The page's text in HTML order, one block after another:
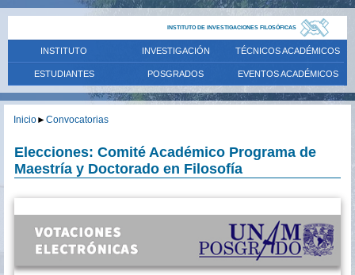
INSTITUTO DE INVESTIGACIONES FILOSÓFICAS
INSTITUTO INVESTIGACIÓN TÉCNICOS ACADÉMICOS
ESTUDIANTES POSGRADOS EVENTOS ACADÉMICOS
Inicio►Convocatorias
Elecciones: Comité Académico Programa de
Maestría y Doctorado en Filosofía